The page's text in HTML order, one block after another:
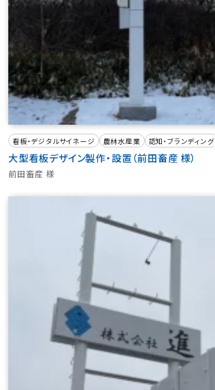
看板・デジタルサイネージ 農林水産業 認知・ブランディング
大型看板デザイン製作・設置（前田畜産 様）
前田畜産 様